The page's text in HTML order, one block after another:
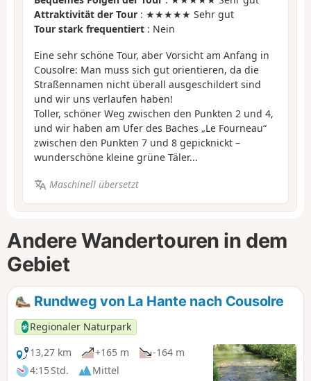
Attraktivität der Tour : ★★★★★ Sehr gut
Tour stark frequentiert : Nein
Eine sehr schöne Tour, aber Vorsicht am Anfang in
Cousolre: Man muss sich gut orientieren, da die
Straßennamen nicht überall ausgeschildert sind
und wir uns verlaufen haben!
Toller, schöner Weg zwischen den Punkten 2 und 4,
und wir haben am Ufer des Baches „Le Fourneau“
zwischen den Punkten 7 und 8 gepicknickt –
wunderschöne kleine grüne Täler...
Maschinell übersetzt
Andere Wandertouren in dem
Gebiet
Rundweg von La Hante nach Cousolre
Regionaler Naturpark
13,27 km
+165 m
-164 m
4:15 Std.
Mittel